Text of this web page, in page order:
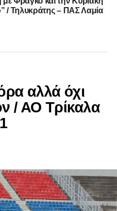
/ Τηλυκράτης – ΠΑΣ Λαμία
αλλά όχι
/ ΑΟ Τρίκαλα